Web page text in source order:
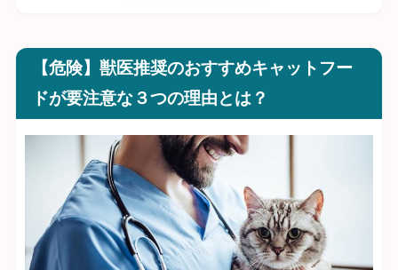
【危険】獣医推奨のおすすめキャットフー
ドが要注意な３つの理由とは？